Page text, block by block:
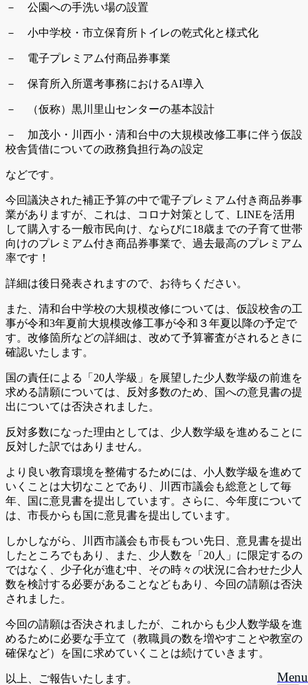
Menu
－ 公園への手洗い場の設置
－ 小中学校・市立保育所トイレの乾式化と様式化
－ 電子プレミアム付商品券事業
－ 保育所入所選考事務におけるAI導入
－ （仮称）黒川里山センターの基本設計
－ 加茂小・川西小・清和台中の大規模改修工事に伴う仮設
校舎賃借についての政務負担行為の設定
などです。
今回議決された補正予算の中で電子プレミアム付き商品券事
業がありますが、これは、コロナ対策として、LINEを活用
して購入する一般市民向け、ならびに18歳までの子育て世帯
向けのプレミアム付き商品券事業で、過去最高のプレミアム
率です！
詳細は後日発表されますので、お待ちください。
また、清和台中学校の大規模改修については、仮設校舎の工
事が令和3年夏前大規模改修工事が令和３年夏以降の予定で
す。改修箇所などの詳細は、改めて予算審査がされるときに
確認いたします。
国の責任による「20人学級」を展望した少人数学級の前進を
求める請願については、反対多数のため、国への意見書の提
出については否決されました。
反対多数になった理由としては、少人数学級を進めることに
反対した訳ではありません。
より良い教育環境を整備するためには、小人数学級を進めて
いくことは大切なことであり、川西市議会も総意として毎
年、国に意見書を提出しています。さらに、今年度について
は、市長からも国に意見書を提出しています。
しかしながら、川西市議会も市長もつい先日、意見書を提出
したところでもあり、また、少人数を「20人」に限定するの
ではなく、少子化が進む中、その時々の状況に合わせた少人
数を検討する必要があることなどもあり、今回の請願は否決
されました。
今回の請願は否決されましたが、これからも少人数学級を進
めるために必要な手立て（教職員の数を増やすことや教室の
確保など）を国に求めていくことは続けていきます。
以上、ご報告いたします。